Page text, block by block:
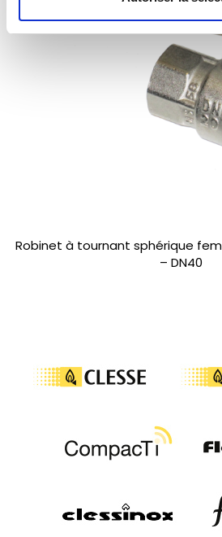
Robinet à tournant sphérique
– DN40